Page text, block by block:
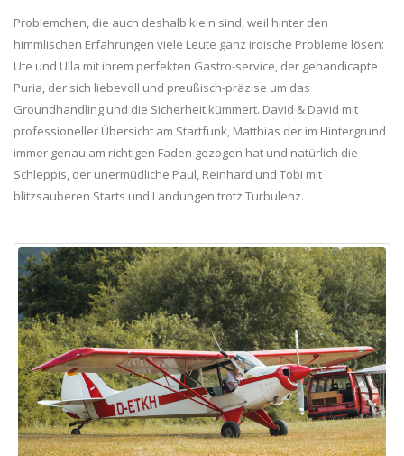
Problemchen, die auch deshalb klein sind, weil hinter den
himmlischen Erfahrungen viele Leute ganz irdische Probleme lösen:
Ute und Ulla mit ihrem perfekten Gastro-service, der gehandicapte
Puria, der sich liebevoll und preußisch-präzise um das
Groundhandling und die Sicherheit kümmert. David & David mit
professioneller Übersicht am Startfunk, Matthias der im Hintergrund
immer genau am richtigen Faden gezogen hat und natürlich die
Schleppis, der unermüdliche Paul, Reinhard und Tobi mit
blitzsauberen Starts und Landungen trotz Turbulenz.